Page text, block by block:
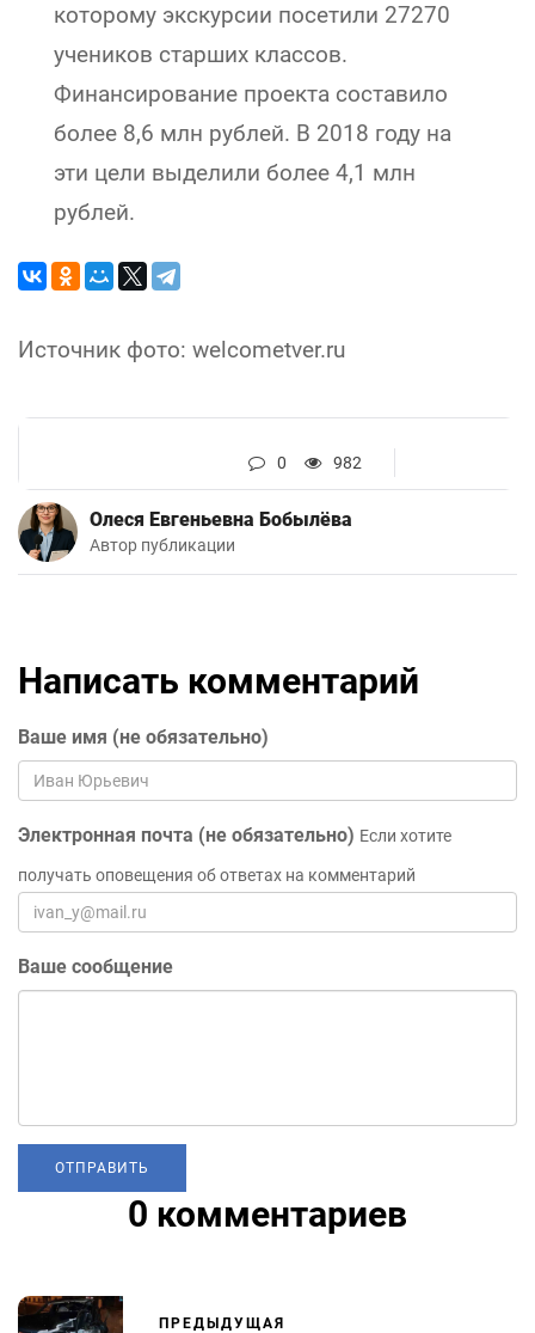
которому экскурсии посетили 27270
учеников старших классов.
Финансирование проекта составило
более 8,6 млн рублей. В 2018 году на
эти цели выделили более 4,1 млн
рублей.
Источник фото: welcometver.ru
0 982
Олеся Евгеньевна Бобылёва
Автор публикации
Написать комментарий
Ваше имя (не обязательно)
Электронная почта (не обязательно) Если хотите
получать оповещения об ответах на комментарий
Ваше сообщение
0 комментариев
ПРЕДЫДУЩАЯ